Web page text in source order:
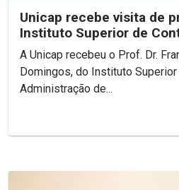
Unicap recebe visita de
Instituto Superior de
Administração de Lisboa
A Unicap recebeu o Prof. Dr.
Domingos, do Instituto
Administração de...